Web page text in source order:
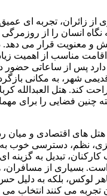
از زائران، تجربه ای
انسان را از
و معنویت قرار می دهد.
مناسب از اهمیت
دارد پس از ساعاتی حضور
شهر، به مکانی
کند. هتل العبدالله
چنین فضایی را برای
های اقتصادی و میان
نظم، دسترسی خوب به
تبدیل به گزینه
است. بسیاری از مسافران،
ظاهر لوکس، بلکه به دلیل
تجربه می کنند انتخاب می